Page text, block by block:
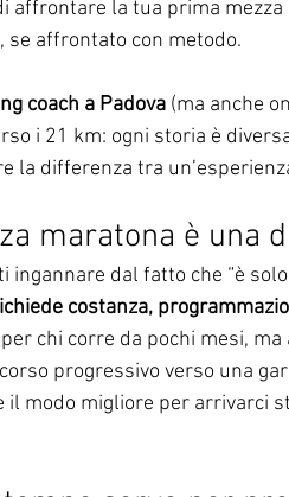
affrontare la tua prima
se affrontato con metodo.
coach a Padova (ma anche
i 21 km: ogni storia è
la differenza tra
maratona è una
ingannare dal fatto che “è
costanza,
chi corre da pochi mesi,
progressivo verso una
il modo migliore per arrivarci